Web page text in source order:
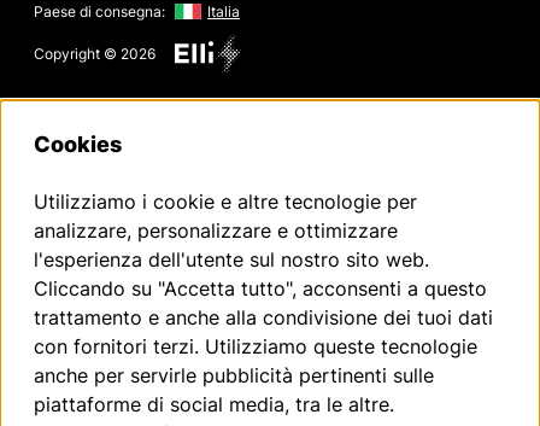
Paese di consegna: Italia
Copyright © 2026
¹ LTE
Elli Charger (1ª generazione a partire dal 2020):
La funcionalidad LTE solo puede utilizarse en los Estados miembros
de la UE, así como en el Reino Unido, Suiza y Noruega.
Elli Charger 2 (2ª generazione a partire dal 2024):
La funcionalidad LTE solo puede utilizarse en los Estados miembros
de la UE, así como en el Reino Unido, Suiza, Liechtenstein, Islandia y
Noruega.
² Ricarica intelligente
Le funzioni di ricarica intelligente sono per ora disponibili collegando
l'app del veicolo e l'app Elli Smart Charging. In futuro, le funzioni di
Cookies
Utilizziamo i cookie e altre tecnologie per
analizzare, personalizzare e ottimizzare
l'esperienza dell'utente sul nostro sito web.
Cliccando su "Accetta tutto", acconsenti a questo
trattamento e anche alla condivisione dei tuoi dati
con fornitori terzi. Utilizziamo queste tecnologie
anche per servirle pubblicità pertinenti sulle
piattaforme di social media, tra le altre.